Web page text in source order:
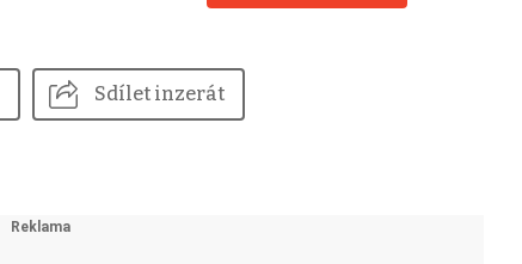
Sdílet inzerát